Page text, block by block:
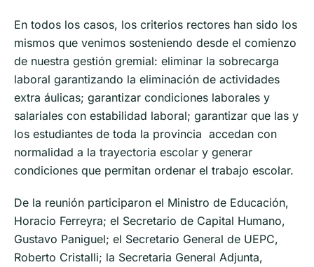
En todos los casos, los criterios rectores han sido los
mismos que venimos sosteniendo desde el comienzo
de nuestra gestión gremial: eliminar la sobrecarga
laboral garantizando la eliminación de actividades
extra áulicas; garantizar condiciones laborales y
salariales con estabilidad laboral; garantizar que las y
los estudiantes de toda la provincia accedan con
normalidad a la trayectoria escolar y generar
condiciones que permitan ordenar el trabajo escolar.
De la reunión participaron el Ministro de Educación,
Horacio Ferreyra; el Secretario de Capital Humano,
Gustavo Paniguel; el Secretario General de UEPC,
Roberto Cristalli; la Secretaria General Adjunta,